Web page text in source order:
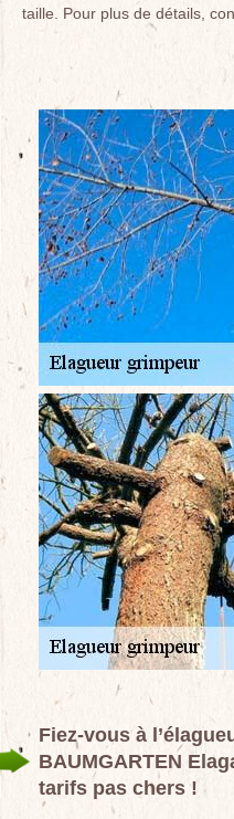
taille. Pour plus de détails,
Fiez-vous à
BAUMGARTEN
tarifs pas chers !